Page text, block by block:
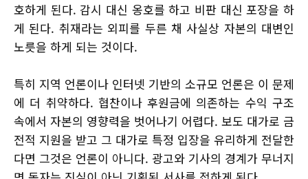
호하게 된다. 감시 대신 옹호를 하고 비판 대신 포장을 하
게 된다. 취재라는 외피를 두른 채 사실상 자본의 대변인
노릇을 하게 되는 것이다.
특히 지역 언론이나 인터넷 기반의 소규모 언론은 이 문제
에 더 취약하다. 협찬이나 후원금에 의존하는 수익 구조
속에서 자본의 영향력을 벗어나기 어렵다. 보도 대가로 금
전적 지원을 받고 그 대가로 특정 입장을 유리하게 전달한
다면 그것은 언론이 아니다. 광고와 기사의 경계가 무너지